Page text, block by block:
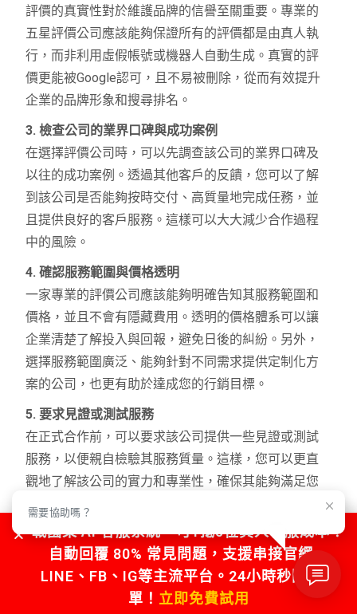
評價的真實性對於維護品牌的信譽至關重要。專業的
五星評價公司應該能夠保證所有的評價都是由真人執
行，而非利用虛假帳號或機器人自動生成。真實的評
價更能被Google認可，且不易被刪除，從而有效提升
企業的品牌形象和搜尋排名。
3. 檢查公司的業界口碑與成功案例
在選擇評價公司時，可以先調查該公司的業界口碑及
以往的成功案例。透過其他客戶的反饋，您可以了解
到該公司是否能夠按時交付、高質量地完成任務，並
且提供良好的客戶服務。這樣可以大大減少合作過程
中的風險。
4. 確認服務範圍與價格透明
一家專業的評價公司應該能夠明確告知其服務範圍和
價格，並且不會有隱藏費用。透明的價格體系可以讓
企業清楚了解投入與回報，避免日後的糾紛。另外，
選擇服務範圍廣泛、能夠針對不同需求提供定制化方
案的公司，也更有助於達成您的行銷目標。
5. 要求見證或測試服務
在正式合作前，可以要求該公司提供一些見證或測試
服務，以便親自檢驗其服務質量。這樣，您可以更直
觀地了解該公司的實力和專業性，確保其能夠滿足您
小心選擇，謹防風險
在選擇Google五星評價公司時，務必要保持謹慎。避
免選擇個人或無法開立發票的工作者，以防止因評價
不真實或其他原因導致品牌信譽受損。只有選擇專
需要協助嗎？
戰國策 AI 客服系統，可1抵5位真人客服成本！
自動回覆 80% 常見問題，支援串接官網、
LINE、FB、IG等主流平台。24小時秒回不漏
單！ 立即免費試用